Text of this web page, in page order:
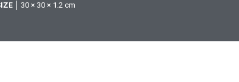
│ 30 × 30 × 1.2 cm